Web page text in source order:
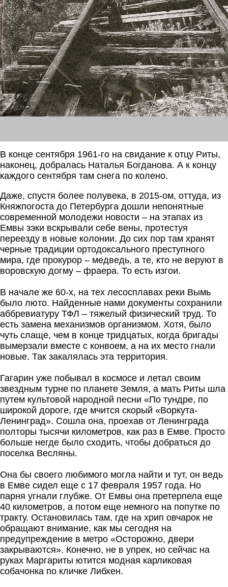
В конце сентября 1961-го на свидание к отцу Риты,
наконец, добралась Наталья Богданова. А к концу
каждого сентября там снега по колено.
Даже, спустя более полувека, в 2015-ом, оттуда, из
Княжпогоста до Петербурга дошли непонятные
современной молодежи новости – на этапах из
Емвы зэки вскрывали себе вены, протестуя
переезду в новые колонии. До сих пор там хранят
черные традиции ортодоксального преступного
мира, где прокурор – медведь, а те, кто не веруют в
воровскую догму – фраера. То есть изгои.
В начале же 60-х, на тех лесосплавах реки Вымь
было люто. Найденные нами документы сохранили
аббревиатуру ТФЛ – тяжелый физический труд. То
есть замена механизмов организмом. Хотя, было
чуть слаще, чем в конце тридцатых, когда бригады
вымерзали вместе с конвоем, а на их место гнали
новые. Так закалялась эта территория.
Гагарин уже побывал в космосе и летал своим
звездным турне по планете Земля, а мать Риты шла
путем культовой народной песни «По тундре, по
широкой дороге, где мчится скорый «Воркута-
Ленинград». Сошла она, проехав от Ленинграда
полторы тысячи километров, как раз в Емве. Просто
больше негде было сходить, чтобы добраться до
поселка Весляны.
Она бы своего любимого могла найти и тут, он ведь
в Емве сидел еще с 17 февраля 1957 года. Но
парня угнали глубже. От Емвы она претерпела еще
40 километров, а потом еще немного на попутке по
тракту. Остановилась там, где на хрип овчарок не
обращают внимание, как мы сегодня на
предупреждение в метро «Осторожно, двери
закрываются». Конечно, не в упрек, но сейчас на
руках Маргариты ютится модная карликовая
собачонка по кличке Либхен.